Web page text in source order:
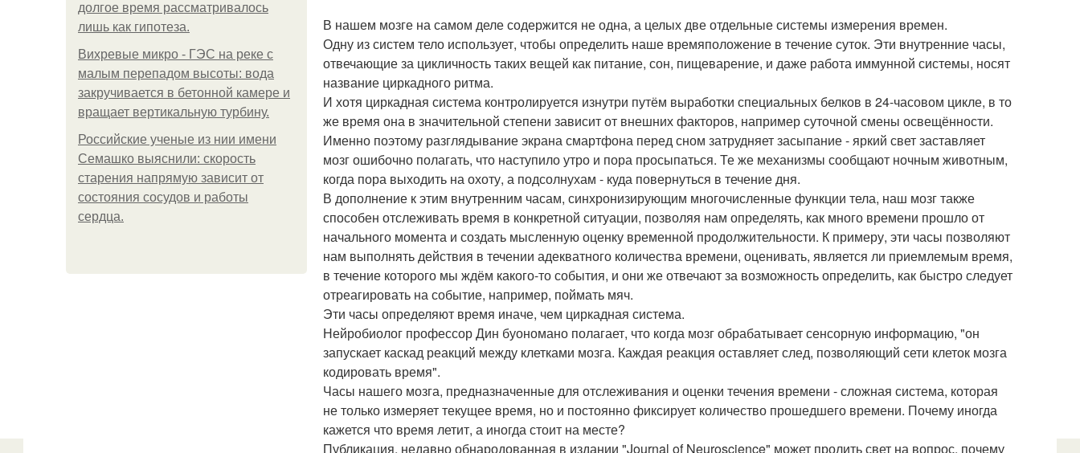
долгое время рассматривалось
лишь как гипотеза.
Вихревые микро - ГЭС на реке с
малым перепадом высоты: вода
закручивается в бетонной камере и
вращает вертикальную турбину.
Российские ученые из нии имени
Семашко выяснили: скорость
старения напрямую зависит от
состояния сосудов и работы
сердца.
В нашем мозге на самом деле содержится не одна, а целых две отдельные системы измерения времен.
Одну из систем тело использует, чтобы определить наше времяположение в течение суток. Эти внутренние часы,
отвечающие за цикличность таких вещей как питание, сон, пищеварение, и даже работа иммунной системы, носят
название циркадного ритма.
И хотя циркадная система контролируется изнутри путём выработки специальных белков в 24-часовом цикле, в то
же время она в значительной степени зависит от внешних факторов, например суточной смены освещённости.
Именно поэтому разглядывание экрана смартфона перед сном затрудняет засыпание - яркий свет заставляет
мозг ошибочно полагать, что наступило утро и пора просыпаться. Те же механизмы сообщают ночным животным,
когда пора выходить на охоту, а подсолнухам - куда повернуться в течение дня.
В дополнение к этим внутренним часам, синхронизирующим многочисленные функции тела, наш мозг также
способен отслеживать время в конкретной ситуации, позволяя нам определять, как много времени прошло от
начального момента и создать мысленную оценку временной продолжительности. К примеру, эти часы позволяют
нам выполнять действия в течении адекватного количества времени, оценивать, является ли приемлемым время,
в течение которого мы ждём какого-то события, и они же отвечают за возможность определить, как быстро следует
отреагировать на событие, например, поймать мяч.
Эти часы определяют время иначе, чем циркадная система.
Нейробиолог профессор Дин буономано полагает, что когда мозг обрабатывает сенсорную информацию, "он
запускает каскад реакций между клетками мозга. Каждая реакция оставляет след, позволяющий сети клеток мозга
кодировать время".
Часы нашего мозга, предназначенные для отслеживания и оценки течения времени - сложная система, которая
не только измеряет текущее время, но и постоянно фиксирует количество прошедшего времени. Почему иногда
кажется что время летит, а иногда стоит на месте?
Публикация, недавно обнародованная в издании "Journal of Neuroscience" может пролить свет на вопрос, почему